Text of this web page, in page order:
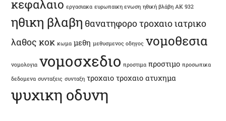
κεφαλαιο εργασιακα ευρωπαικη ενωση ηθική βλάβη ΑΚ 932
ηθικη βλαβη θανατηφορο τροχαιοιατρικο
λαθος κοκ κωμα μεθη μεθυσμενος οδηγος νομοθεσια
νομολογια νομοσχεδιο προστιμα προστιμο προσωπικα
δεδομενα συνταξεις συνταξη τροχαιο τροχαιο ατυχημα
ψυχικη οδυνη